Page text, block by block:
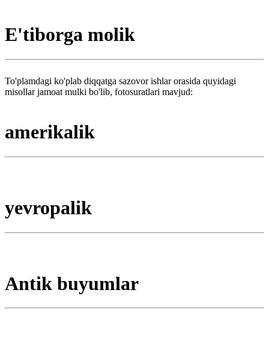
E'tiborga molik
To'plamdagi ko'plab diqqatga sazovor ishlar orasida quyidagi
misollar jamoat mulki bo'lib, fotosuratlari mavjud:
amerikalik
yevropalik
Antik buyumlar